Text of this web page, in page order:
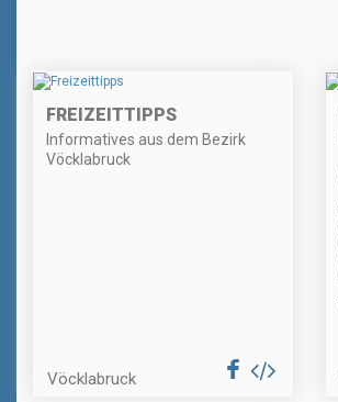
FREIZEITTIPPS
Informatives aus dem Bezirk
Vöcklabruck
Vöcklabruck